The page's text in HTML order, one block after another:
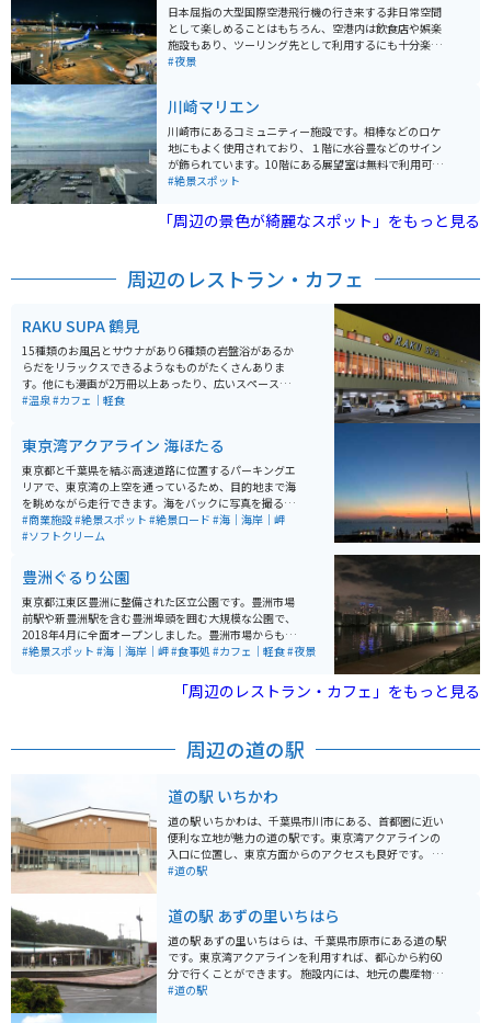
日本屈指の大型国際空港飛行機の行き来する非日常空間
として楽しめることはもちろん、空港内は飲食店や娯楽
施設もあり、ツーリング先として利用するにも十分楽し
むことができます。おすすめのツーリング利用方法とし
空港周辺を疾走することができます。
#夜景
川崎マリエン
川崎市にあるコミュニティー施設です。相棒などのロケ
地にもよく使用されており、１階に水谷豊などのサイン
が飾られています。10階にある展望室は無料で利用可能
で、朝9時から夜9時まで開いています。夜は美しい工場
施設があったり、屋外にはバーベキュー場もあります。
#絶景スポット
「周辺の景色が綺麗なスポット」をもっと見る
周辺のレストラン・カフェ
RAKU SUPA 鶴見
15種類のお風呂とサウナがあり6種類の岩盤浴があるか
らだをリラックスできるようなものがたくさんありま
す。他にも漫画が2万冊以上あったり、広いスペースがあ
りそこでゆっくりすることも可能です。バイクを置く場
#温泉#カフェ｜軽食
東京湾アクアライン 海ほたる
東京都と千葉県を結ぶ高速道路に位置するパーキングエ
リアで、東京湾の上空を通っているため、目的地まで海
を眺めながら走行できます。海をバックに写真を撮るス
ポットがあったり、フードコートなど施設も充実してお
り大人子供関係なく、楽しめます。
#商業施設#絶景スポット #絶景ロード #海｜海岸｜岬
#ソフトクリーム
豊洲ぐるり公園
東京都江東区豊洲に整備された区立公園です。豊洲市場
前駅や新豊洲駅を含む豊洲埠頭を囲む大規模な公園で、
2018年4月に全面オープンしました。豊洲市場からも近
く、観光の際に立ち寄ることも可能です。 レインボーブ
mの園路を散策したり、湾岸ならではのさわやかな風を
感じながら過ごすことができます。
#絶景スポット #海｜海岸｜岬#食事処 #カフェ｜軽食#夜景
「周辺のレストラン・カフェ」をもっと見る
周辺の道の駅
道の駅 いちかわ
道の駅 いちかわは、千葉県市川市にある、首都圏に近い
便利な立地が魅力の道の駅です。東京湾アクアラインの
入口に位置し、東京方面からのアクセスも良好です。 地
元の新鮮な農産物が購入できる直売所は、道の駅 いちか
最適な品々が並びます。 また、レストランでは、地元産
の食材をふんだんに使った料理を楽しむことができま
す。東京湾を一望できる展望デッキも併設されており、
ドライブの休憩に最適です。 バイクで訪れる場合、道の
駅 いちかわには、広々とした駐車場が完備されているの
#道の駅
道の駅 あずの里いちはら
道の駅 あずの里いちはら は、千葉県市原市にある道の駅
です。東京湾アクアラインを利用すれば、都心から約60
分で行くことができます。 施設内には、地元の農産物直
売所があり、新鮮な野菜や果物を購入できます。とく
#道の駅